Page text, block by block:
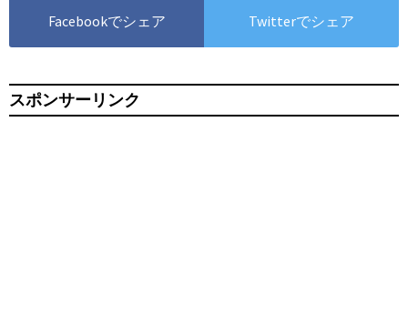
Facebookでシェア Twitterでシェア
スポンサーリンク